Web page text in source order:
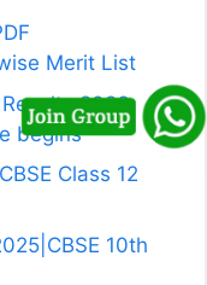
Merit List
2026
begins
Class 12
10th